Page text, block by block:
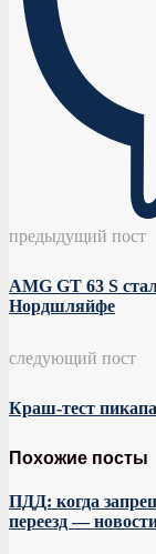
предыдущий пост
AMG GT 63 S
Нордшляйфе
следующий пост
Краш-тест
Похожие посты
ПДД: когда
переезд —